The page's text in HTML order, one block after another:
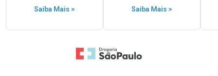
Saiba Mais > Saiba Mais >
Ir para a Home